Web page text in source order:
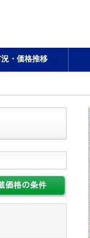
況・価格推移